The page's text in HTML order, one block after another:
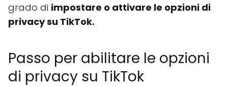
grado di impostare o attivare le opzioni di
privacy su TikTok.
Passo per abilitare le opzioni
di privacy su TikTok